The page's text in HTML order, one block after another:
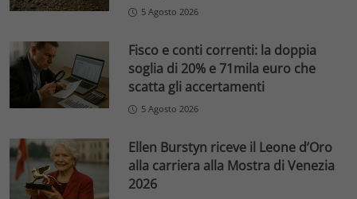
5 Agosto 2026
Fisco e conti correnti: la doppia
soglia di 20% e 71mila euro che
scatta gli accertamenti
5 Agosto 2026
Ellen Burstyn riceve il Leone d’Oro
alla carriera alla Mostra di Venezia
2026